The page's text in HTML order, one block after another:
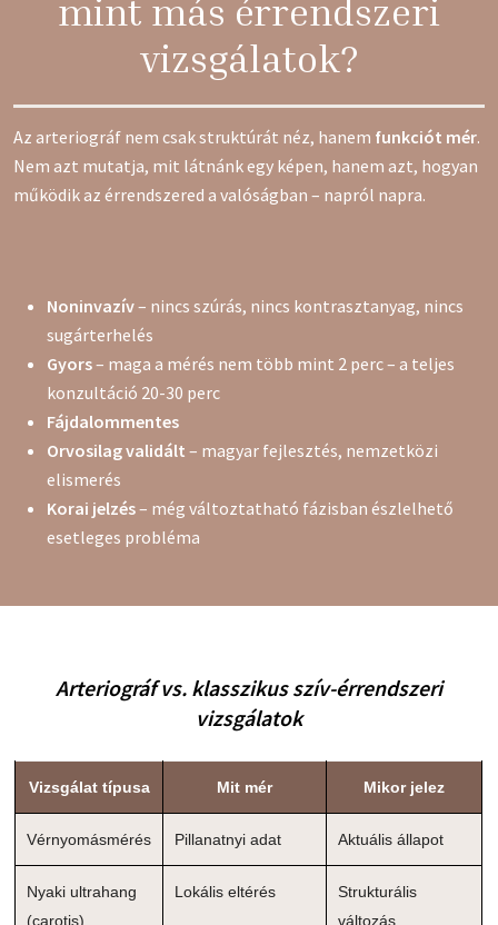
mint más érrendszeri
vizsgálatok?
Az arteriográf nem csak struktúrát néz, hanem funkciót mér.
Nem azt mutatja, mit látnánk egy képen, hanem azt, hogyan
működik az érrendszered a valóságban – napról napra.
Noninvazív– nincs szúrás, nincs kontrasztanyag, nincs
sugárterhelés
Gyors– maga a mérés nem több mint 2 perc – a teljes
konzultáció 20-30 perc
Fájdalommentes
Orvosilag validált – magyar fejlesztés, nemzetközi
elismerés
Korai jelzés– még változtatható fázisban észlelhető
esetleges probléma
Arteriográf vs. klasszikus szív-érrendszeri
vizsgálatok
Vizsgálat típusa Mit mér Mikor jelez
Vérnyomásmérés Pillanatnyi adat Aktuális állapot
Nyaki ultrahang
(carotis)
Lokális eltérés
Strukturális
változás